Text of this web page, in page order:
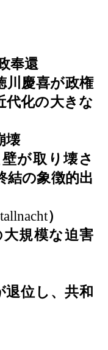
奉還
川慶喜が政権
代化の大きな
壊
が取り壊さ
結の象徴的出
）
規模な迫害
退位し、共和